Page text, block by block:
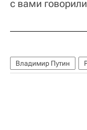
с вами
Владимир Путин